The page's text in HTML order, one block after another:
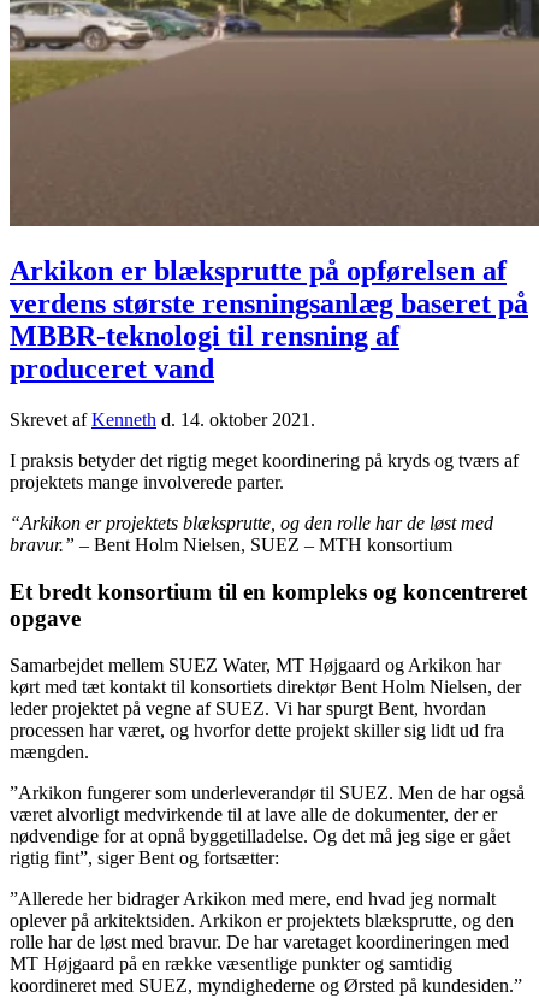
Arkikon er blæksprutte på opførelsen af
verdens største rensningsanlæg baseret på
MBBR-teknologi til rensning af
produceret vand
Skrevet afKenneth d. 14. oktober 2021 .
I praksis betyder det rigtig meget koordinering på kryds og tværs af
projektets mange involverede parter.
“Arkikon er projektets blæksprutte, og den rolle har de løst med
bravur.” – Bent Holm Nielsen, SUEZ – MTH konsortium
Et bredt konsortium til en kompleks og koncentreret
opgave
Samarbejdet mellem SUEZ Water, MT Højgaard og Arkikon har
kørt med tæt kontakt til konsortiets direktør Bent Holm Nielsen, der
leder projektet på vegne af SUEZ. Vi har spurgt Bent, hvordan
processen har været, og hvorfor dette projekt skiller sig lidt ud fra
mængden.
”Arkikon fungerer som underleverandør til SUEZ. Men de har også
været alvorligt medvirkende til at lave alle de dokumenter, der er
nødvendige for at opnå byggetilladelse. Og det må jeg sige er gået
rigtig fint”, siger Bent og fortsætter:
”Allerede her bidrager Arkikon med mere, end hvad jeg normalt
oplever på arkitektsiden. Arkikon er projektets blæksprutte, og den
rolle har de løst med bravur. De har varetaget koordineringen med
MT Højgaard på en række væsentlige punkter og samtidig
koordineret med SUEZ, myndighederne og Ørsted på kundesiden.”